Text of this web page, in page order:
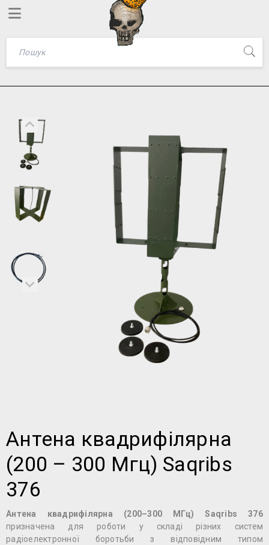
Антена квадрифілярна
(200 – 300 Мгц) Saqribs
376
Антена квадрифілярна (200–300 МГц) Saqribs 376
призначена для роботи у складі різних систем
радіоелектронної боротьби з відповідним типом